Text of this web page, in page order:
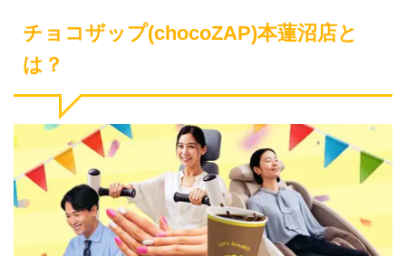
チョコザップ(chocoZAP)本蓮沼店と
は？